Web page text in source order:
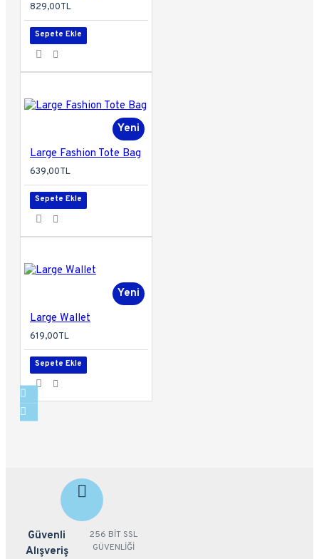
829,00TL
Sepete Ekle
Yeni
Large Fashion Tote Bag
639,00TL
Sepete Ekle
Yeni
Large Wallet
619,00TL
Sepete Ekle
Güvenli
Alışveriş
256 BİT SSL
GÜVENLİĞİ